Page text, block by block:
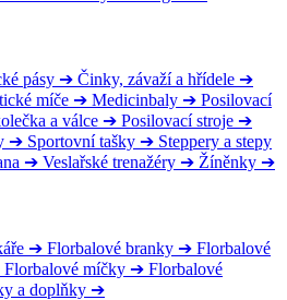
pásy ➔ Činky, závaží a hřídele ➔
míče ➔ Medicinbaly ➔ Posilovací
a válce ➔ Posilovací stroje ➔
➔ Sportovní tašky ➔ Steppery a stepy
➔ Veslařské trenažéry ➔ Žíněnky ➔
➔ Florbalové branky ➔ Florbalové
Florbalové míčky ➔ Florbalové
a doplňky ➔